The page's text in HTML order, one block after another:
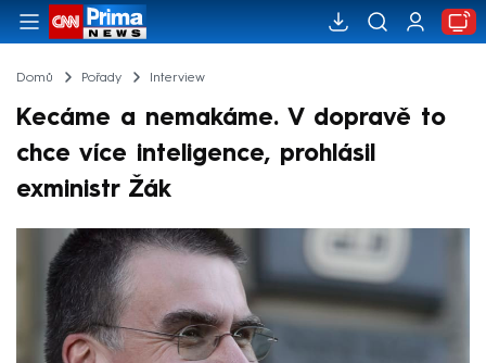
Domů Pořady Interview
Kecáme a nemakáme. V dopravě to
chce více inteligence, prohlásil
exministr Žák